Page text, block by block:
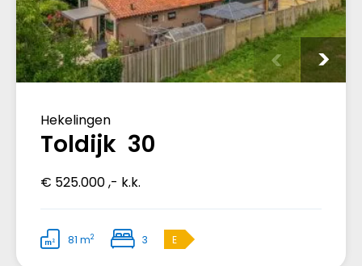
Hekelingen
Toldijk 30
€ 525.000 ,- k.k.
81 m2 3 E